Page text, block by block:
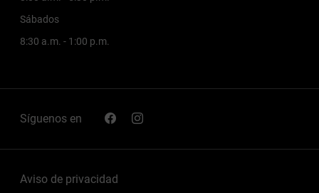
Sábados
8:30 a.m. - 1:00 p.m.
Síguenos en
Aviso de privacidad